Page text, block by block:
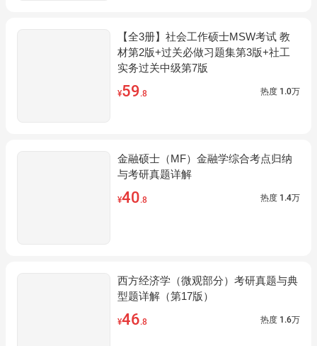
【全3册】社会工作硕士MSW考试 教
材第2版+过关必做习题集第3版+社工
实务过关中级第7版
¥59.8 热度 1.0万
金融硕士（MF）金融学综合考点归纳
与考研真题详解
¥40.8 热度 1.4万
西方经济学（微观部分）考研真题与典
型题详解（第17版）
¥46.8 热度 1.6万